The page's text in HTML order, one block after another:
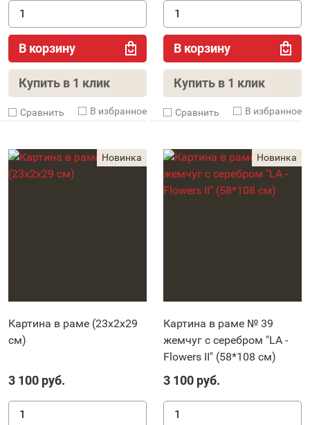
В корзину
Купить в 1 клик
Cравнить В избранное
В корзину
Купить в 1 клик
Cравнить В избранное
Картина в раме (23x2x29
см)
3 100 руб.
Картина в раме № 39
жемчуг с серебром "LA -
Flowers II" (58*108 см)
3 100 руб.